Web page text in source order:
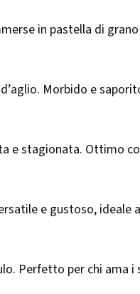
in pastella di
Morbido e
stagionata. Ottimo
e gustoso, ideale
Perfetto per chi ama i